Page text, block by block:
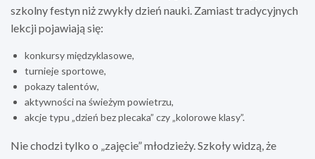
szkolny festyn niż zwykły dzień nauki. Zamiast tradycyjnych
lekcji pojawiają się:
konkursy międzyklasowe,
turnieje sportowe,
pokazy talentów,
aktywności na świeżym powietrzu,
akcje typu „dzień bez plecaka” czy „kolorowe klasy”.
Nie chodzi tylko o „zajęcie” młodzieży. Szkoły widzą, że